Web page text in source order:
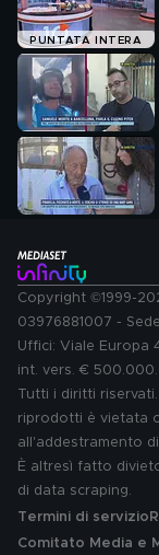
PUNTATA INTERA
Copyright ©1999-
03976881007 -
Uffici: Viale Europa
int. vers. €
Tutti i diritti
riprodotti è vietata
all'addestramento
È altresì fatto
di data scraping.
Termini di servizio
Comitato Media e